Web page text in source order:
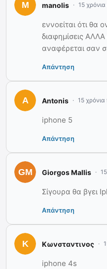
manolis 15 χρόνια
εννοείται ότι θα
διαφημίσεις
αναφέρεται σαν
Απάντηση
Antonis 15 χρόνια
iphone 5
Απάντηση
Giorgos Mallis
Σίγουρα θα βγει
Απάντηση
Κωνσταντινος
iphone 4s